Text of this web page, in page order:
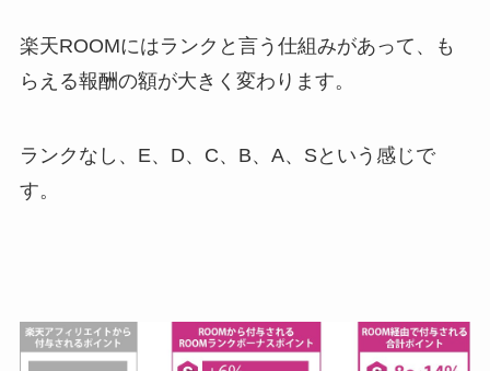
楽天ROOMにはランクと言う仕組みがあって、も
らえる報酬の額が大きく変わります。
ランクなし、E、D、C、B、A、Sという感じで
す。